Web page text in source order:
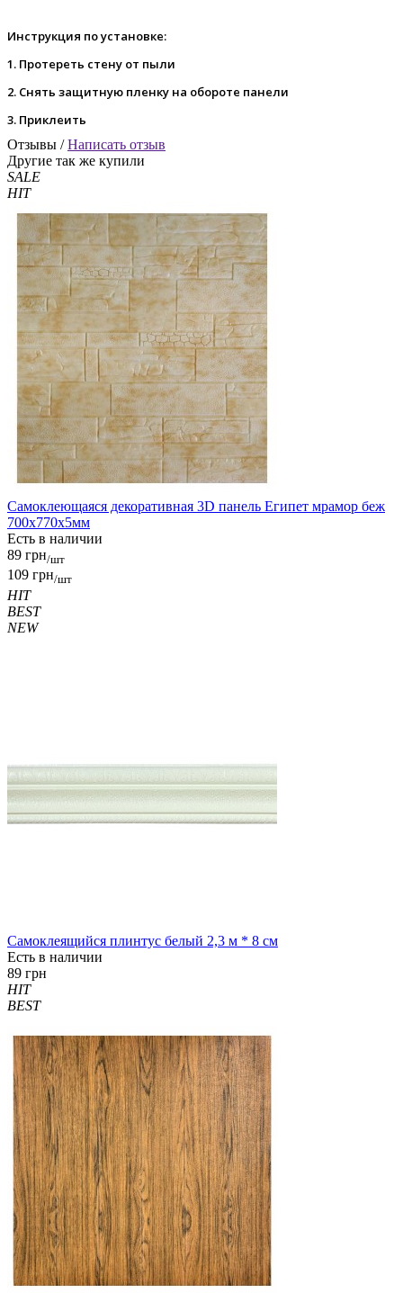
Инструкция по установке:
1. Протереть стену от пыли
2. Снять защитную пленку на обороте панели
3. Приклеить
Отзывы /Написать отзыв
Другие так же купили
SALE
HIT
Самоклеющаяся декоративная 3D панель Египет мрамор беж
700x770x5мм
Есть в наличии
89 грн/шт
109 грн/шт
HIT
BEST
NEW
Самоклеящийся плинтус белый 2,3 м * 8 см
Есть в наличии
89 грн
HIT
BEST